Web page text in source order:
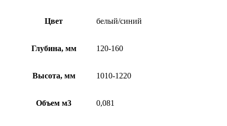
Цвет белый/синий
Глубина, мм 120-160
Высота, мм 1010-1220
Объем м3 0,081